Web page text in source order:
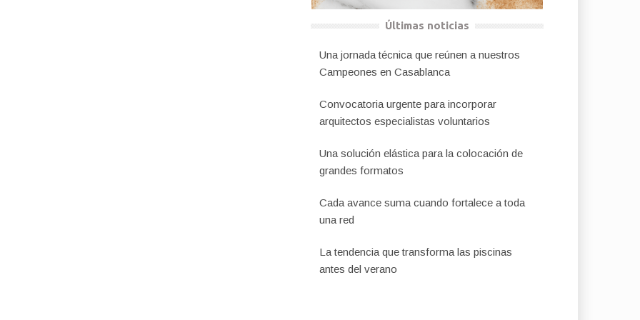
Últimas noticias
Una jornada técnica que reúnen a nuestros
Campeones en Casablanca
Convocatoria urgente para incorporar
arquitectos especialistas voluntarios
Una solución elástica para la colocación de
grandes formatos
Cada avance suma cuando fortalece a toda
una red
La tendencia que transforma las piscinas
antes del verano